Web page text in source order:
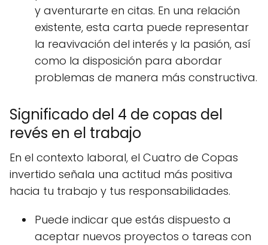
y aventurarte en citas. En una relación
existente, esta carta puede representar
la reavivación del interés y la pasión, así
como la disposición para abordar
problemas de manera más constructiva.
Significado del 4 de copas del
revés en el trabajo
En el contexto laboral, el Cuatro de Copas
invertido señala una actitud más positiva
hacia tu trabajo y tus responsabilidades.
Puede indicar que estás dispuesto a
aceptar nuevos proyectos o tareas con